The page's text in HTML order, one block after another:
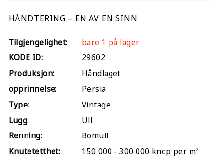
HÅNDTERING – EN AV EN SINN
Tilgjengelighet:
bare 1 på lager
KODE ID:
29602
Produksjon:
Håndlaget
opprinnelse:
Persia
Type:
Vintage
Lugg:
Ull
Renning:
Bomull
Knutetetthet:
150 000 - 300 000 knop per m²